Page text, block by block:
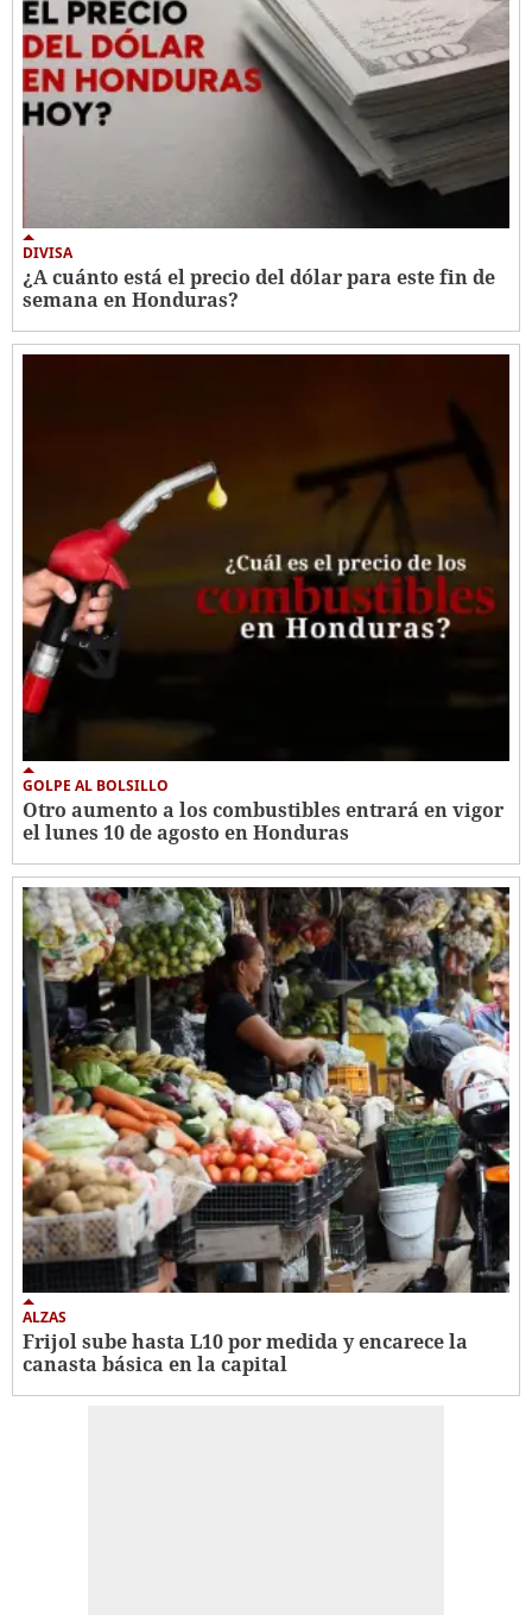
DIVISA
¿A cuánto está el precio del dólar para este fin de
semana en Honduras?
GOLPE AL BOLSILLO
Otro aumento a los combustibles entrará en vigor
el lunes 10 de agosto en Honduras
ALZAS
Frijol sube hasta L10 por medida y encarece la
canasta básica en la capital